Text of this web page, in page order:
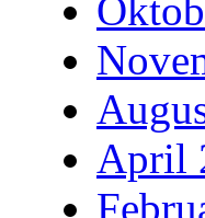
April